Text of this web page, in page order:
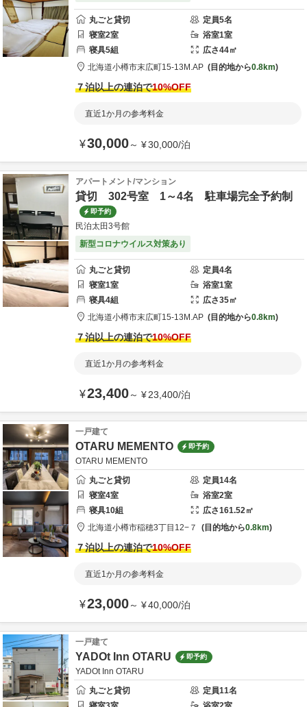
丸ごと貸切 定員5名
寝室2室 浴室1室
寝具5組 広さ44㎡
北海道小樽市末広町15-13 M.AP 目的地から0.8km
７泊以上の連泊で10%OFF
直近1か月の参考料金
¥30,000～ ¥30,000/泊
アパートメント/マンション
貸切 302号室 1～4名 駐車場完全予約制
即予約
民泊太田3号館
新型コロナウイルス対策あり
丸ごと貸切 定員4名
寝室1室 浴室1室
寝具4組 広さ35㎡
北海道小樽市末広町15-13 M.AP 目的地から0.8km
７泊以上の連泊で10%OFF
直近1か月の参考料金
¥23,400～ ¥23,400/泊
一戸建て
OTARU MEMENTO 即予約
OTARU MEMENTO
丸ごと貸切
定員14名
寝室4室 浴室2室
寝具10組 広さ161.52㎡
北海道小樽市稲穂3丁目12−７ 目的地から0.8km
７泊以上の連泊で10%OFF
直近1か月の参考料金
¥23,000～ ¥40,000/泊
一戸建て
YADOt Inn OTARU 即予約
YADOt Inn OTARU
丸ごと貸切
定員11名